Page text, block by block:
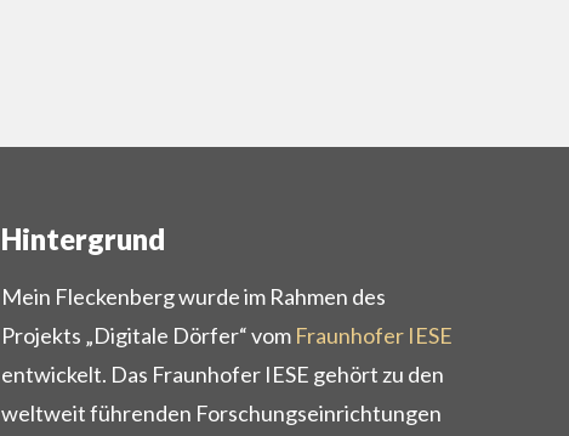
Hintergrund
Mein Fleckenberg wurde im Rahmen des
Projekts „Digitale Dörfer“ vom Fraunhofer IESE
entwickelt. Das Fraunhofer IESE gehört zu den
weltweit führenden Forschungseinrichtungen